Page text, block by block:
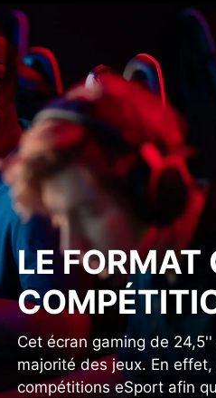
LE FORMAT
Cet écran gaming de
majorité des jeux. En
compétitions eSport afin